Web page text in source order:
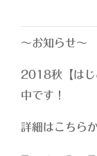
〜お知らせ〜
2018秋【はじ
中です！
詳細はこちら